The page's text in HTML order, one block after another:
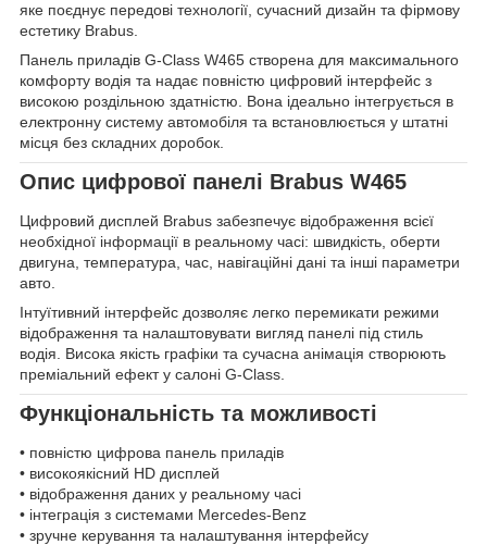
яке поєднує передові технології, сучасний дизайн та фірмову
естетику Brabus.
Панель приладів G-Class W465 створена для максимального
комфорту водія та надає повністю цифровий інтерфейс з
високою роздільною здатністю. Вона ідеально інтегрується в
електронну систему автомобіля та встановлюється у штатні
місця без складних доробок.
Опис цифрової панелі Brabus W465
Цифровий дисплей Brabus забезпечує відображення всієї
необхідної інформації в реальному часі: швидкість, оберти
двигуна, температура, час, навігаційні дані та інші параметри
авто.
Інтуїтивний інтерфейс дозволяє легко перемикати режими
відображення та налаштовувати вигляд панелі під стиль
водія. Висока якість графіки та сучасна анімація створюють
преміальний ефект у салоні G-Class.
Функціональність та можливості
• повністю цифрова панель приладів
• високоякісний HD дисплей
• відображення даних у реальному часі
• інтеграція з системами Mercedes-Benz
• зручне керування та налаштування інтерфейсу